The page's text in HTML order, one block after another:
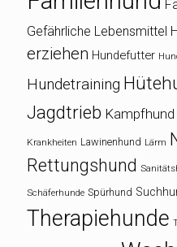
Gefährliche Lebensmittel
erziehen Hundefutter
Hundetraining
Jagdtrieb Kampfhund
Krankheiten Lawinenhund Lärm
Rettungshund
Schäferhunde Spürhund
Therapiehunde